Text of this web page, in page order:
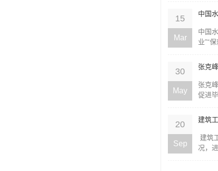
15
Mar
中国
中国
业”“
30
May
张克
张克
促进
20
Sep
建筑
建筑
况，